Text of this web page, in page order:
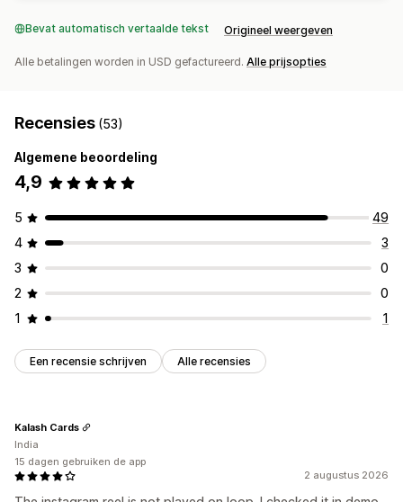
Bevat automatisch vertaalde tekst Origineel weergeven
Alle betalingen worden in USD gefactureerd. Alle prijsopties
Recensies (53)
Algemene beoordeling
4,9
5
49
4
3
3
0
2
0
1
1
Een recensie schrijven Alle recensies
2 augustus 2026
Kalash Cards
India
15 dagen gebruiken de app